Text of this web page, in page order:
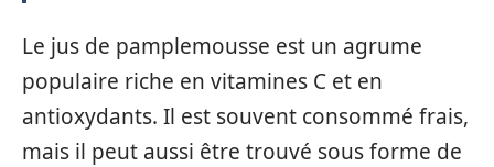
Le jus de pamplemousse est un agrume
populaire riche en vitamines C et en
antioxydants. Il est souvent consommé frais,
mais il peut aussi être trouvé sous forme de